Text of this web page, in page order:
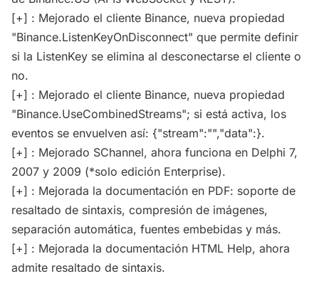
[+] : Mejorado el cliente Binance, nueva propiedad
"Binance.ListenKeyOnDisconnect" que permite definir
si la ListenKey se elimina al desconectarse el cliente o
no.
[+] : Mejorado el cliente Binance, nueva propiedad
"Binance.UseCombinedStreams"; si está activa, los
eventos se envuelven así: {"stream":"","data":}.
[+] : Mejorado SChannel, ahora funciona en Delphi 7,
2007 y 2009 (*solo edición Enterprise).
[+] : Mejorada la documentación en PDF: soporte de
resaltado de sintaxis, compresión de imágenes,
separación automática, fuentes embebidas y más.
[+] : Mejorada la documentación HTML Help, ahora
admite resaltado de sintaxis.